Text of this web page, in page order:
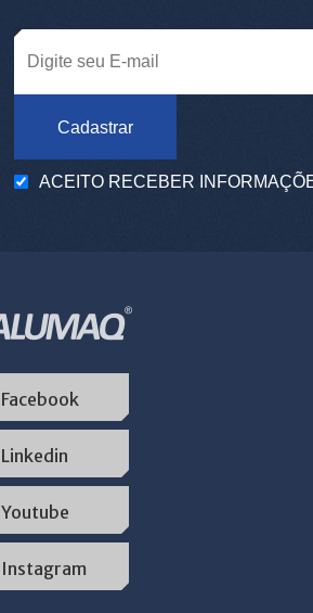
Cadastrar
ACEITO RECEBER
Facebook
Linkedin
Youtube
Instagram